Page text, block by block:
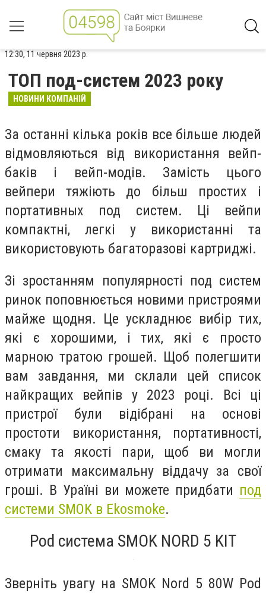
12:30, 11 червня 2023 р.
ТОП под-систем 2023 року
НОВИНИ КОМПАНІЙ
За останні кілька років все більше людей
відмовляються від використання вейп-
баків і вейп-модів. Замість цього
вейпери тяжіють до більш простих і
портативных под систем. Ці вейпи
компактні, легкі у використанні та
використовують багаторазові картриджі.
Зі зростанням популярності под систем
ринок поповнюється новими пристроями
майже щодня. Це ускладнює вибір тих,
які є хорошими, і тих, які є просто
марною тратою грошей. Щоб полегшити
вам завдання, ми склали цей список
найкращих вейпів у 2023 році. Всі ці
пристрої були відібрані на основі
простоти використання, портативності,
смаку та якості пари, щоб ви могли
отримати максимальну віддачу за свої
гроші. В Ураїні ви можете придбати под
системи SMOK в Ekosmoke.
Pod система SMOK NORD 5 KIT
Зверніть увагу на SMOK Nord 5 80W Pod